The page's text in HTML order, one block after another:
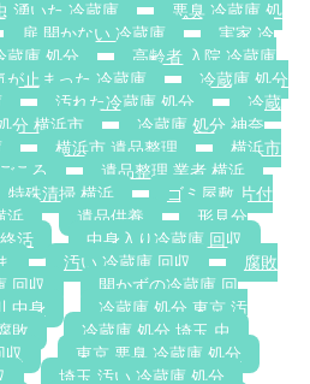
湧いた 冷蔵庫
悪臭 冷蔵庫 処
扉 開かない 冷蔵庫
実家 冷
蔵庫 処分
高齢者 入院 冷蔵庫
が止まった 冷蔵庫
冷蔵庫 処分
汚れた冷蔵庫 処分
冷蔵
分 横浜市
冷蔵庫 処分 神奈
横浜市 遺品整理
横浜市
ころ
遺品整理 業者 横浜
特殊清掃 横浜
ゴミ屋敷 片付
浜 遺品供養
形見分
終活
中身入り冷蔵庫 回収
汚い 冷蔵庫 回収
腐敗
回収
開かずの冷蔵庫 回
中身
冷蔵庫 処分 東京 汚
敗
冷蔵庫 処分 埼玉 虫
収
東京 悪臭 冷蔵庫 処分
埼玉 汚い 冷蔵庫 処分